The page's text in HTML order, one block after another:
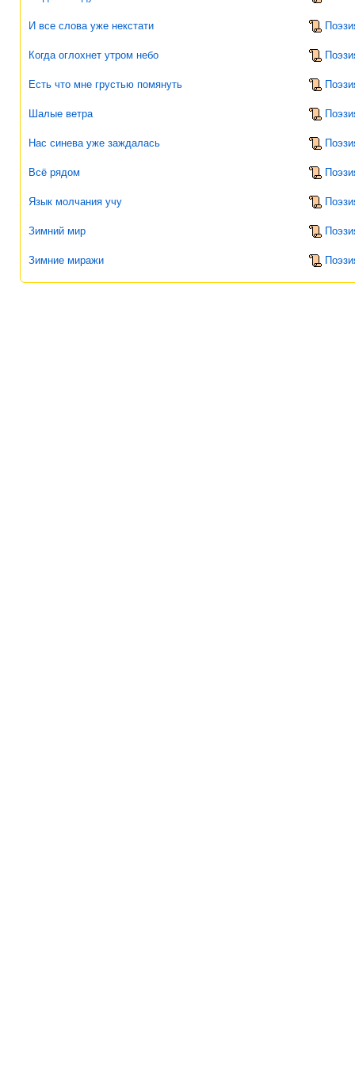
И все слова уже некстати
Когда оглохнет утром небо
Есть что мне грустью помянуть
Шалые ветра
Нас синева уже заждалась
Всё рядом
Язык молчания учу
Зимний мир
Зимние миражи